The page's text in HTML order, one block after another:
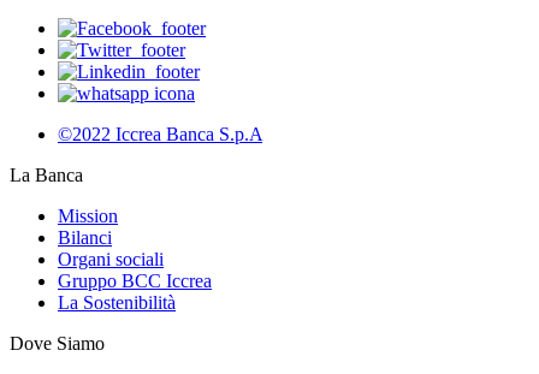
©2022 Iccrea Banca S.p.A
La Banca
Mission
Bilanci
Organi sociali
Gruppo BCC Iccrea
La Sostenibilità
Dove Siamo